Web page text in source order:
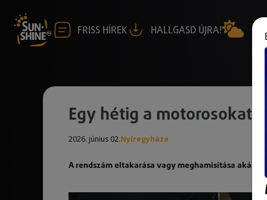
FRISS HÍREK HALLGASD ÚJRA!
Egy hétig a motorosokat
2026. június 02.Nyíregyháza
A rendszám eltakarása vagy meghamisítása akár